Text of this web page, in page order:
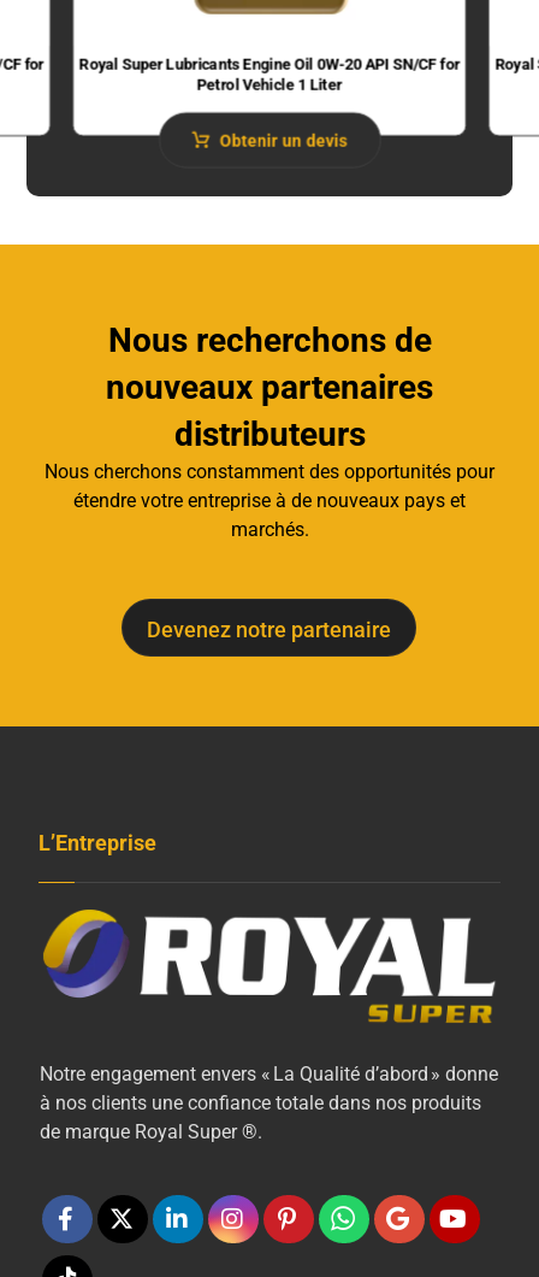
for
Royal Super Lubricants Engine Oil 0W-20 API SN/CF for
Petrol Vehicle 1 Liter
Obtenir un devis
Royal
Nous recherchons de
nouveaux partenaires
distributeurs
Nous cherchons constamment des opportunités pour
étendre votre entreprise à de nouveaux pays et
marchés.
Devenez notre partenaire
L’Entreprise
Notre engagement envers « La Qualité d’abord » donne
à nos clients une confiance totale dans nos produits
de marque Royal Super ®.